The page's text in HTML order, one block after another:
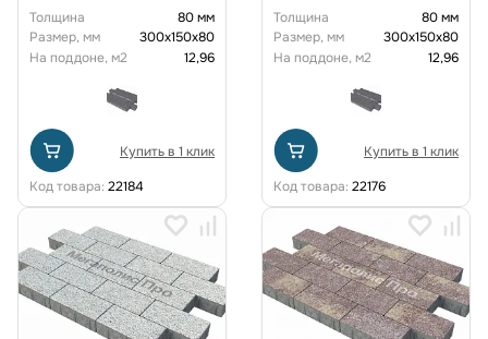
Толщина
80 мм
Размер, мм
300х150х80
На поддоне, м2
12,96
Купить в 1 клик
Код товара: 22184
Толщина
80 мм
Размер, мм
300х150х80
На поддоне, м2
12,96
Купить в 1 клик
Код товара: 22176